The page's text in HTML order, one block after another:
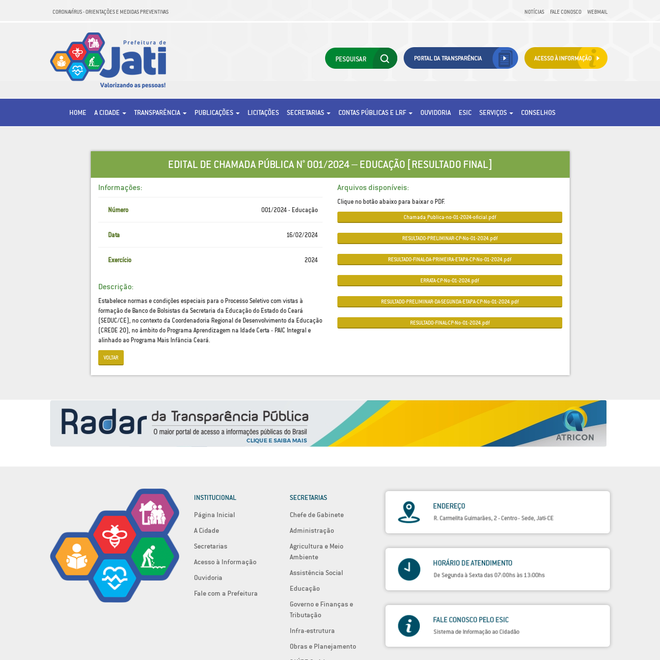
CORONAVÍRUS - ORIENTAÇÕES E MEDIDAS PREVENTIVAS NOTÍCIAS FALE CONOSCO WEBMAIL
HOME A CIDADE TRANSPARÊNCIA PUBLICAÇÕES LICITAÇÕES SECRETARIAS CONTAS PÚBLICAS E LRF OUVIDORIA ESIC SERVIÇOS CONSELHOS
EDITAL DE CHAMADA PÚBLICA N° 001/2024 – EDUCAÇÃO [RESULTADO FINAL]
Informações:
Número 001/2024 - Educação
Data 16/02/2024
Exercício 2024
Descrição:
Estabelece normas e condições especiais para o Processo Seletivo com vistas à
formação de Banco de Bolsistas da Secretaria da Educação do Estado do Ceará
(SEDUC/CE), no contexto da Coordenadoria Regional de Desenvolvimento da Educação
(CREDE 20), no âmbito do Programa Aprendizagem na Idade Certa - PAIC Integral e
alinhado ao Programa Mais Infância Ceará.
VOLTAR
Arquivos disponíveis:
Clique no botão abaixo para baixar o PDF.
Chamada_Publica-no-01-2024-oficial.pdf
RESULTADO-PRELIMINAR-CP-No-01-2024.pdf
RESULTADO-FINAL-DA-PRIMEIRA-ETAPA-CP-No-01-2024.pdf
ERRATA-CP-No-01-2024.pdf
RESULTADO-PRELIMINAR-DA-SEGUNDA-ETAPA-CP-No-01-2024.pdf
RESULTADO-FINAL-CP-No-01-2024.pdf
INSTITUCIONAL
Página Inicial
A Cidade
Secretarias
Acesso à Informação
Ouvidoria
Fale com a Prefeitura
SECRETARIAS
Chefe de Gabinete
Administração
Agricultura e Meio
Ambiente
Assistência Social
Educação
Governo e Finanças e
Tributação
Infra-estrutura
Obras e Planejamento